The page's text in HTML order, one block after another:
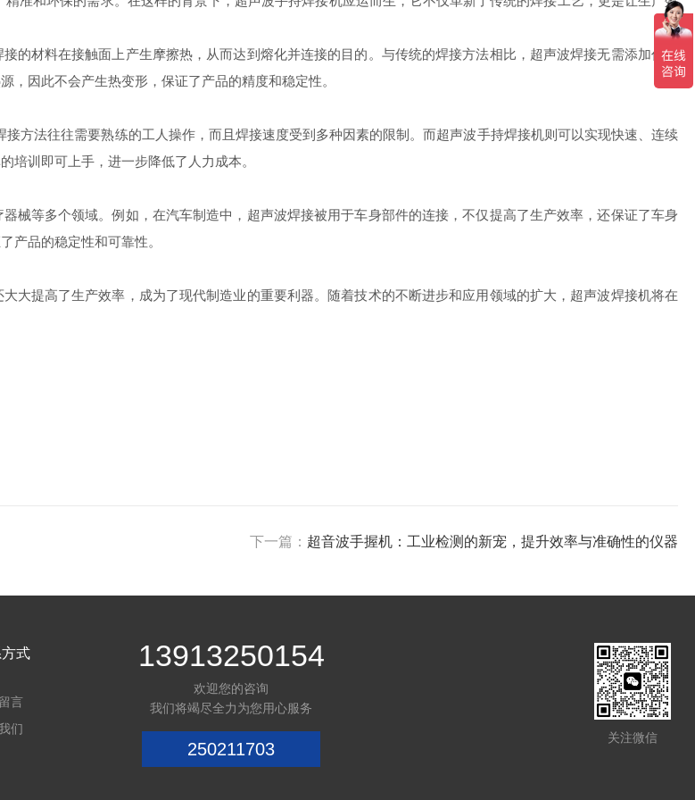
材料在接触面上产生摩擦热，从而达到熔化并连接的目的。与传统的焊接方法相比，超声波焊接无需添加任何
因此不会产生热变形，保证了产品的精度和稳定性。
法往往需要熟练的工人操作，而且焊接速度受到多种因素的限制。而超声波手持焊接机则可以实现快速、连续
培训即可上手，进一步降低了人力成本。
等多个领域。例如，在汽车制造中，超声波焊接被用于车身部件的连接，不仅提高了生产效率，还保证了车身
产品的稳定性和可靠性。
提高了生产效率，成为了现代制造业的重要利器。随着技术的不断进步和应用领域的扩大，超声波焊接机将在
下一篇： 超音波手握机：工业检测的新宠，提升效率与准确性的仪器
式
言
们
13913250154
欢迎您的咨询
我们将竭尽全力为您用心服务
250211703
关注微信